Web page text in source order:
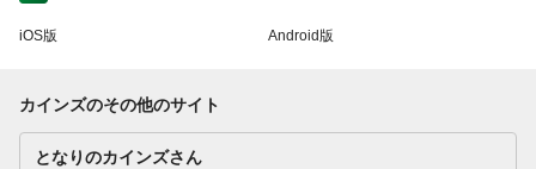
iOS版 Android版
カインズのその他のサイト
となりのカインズさん